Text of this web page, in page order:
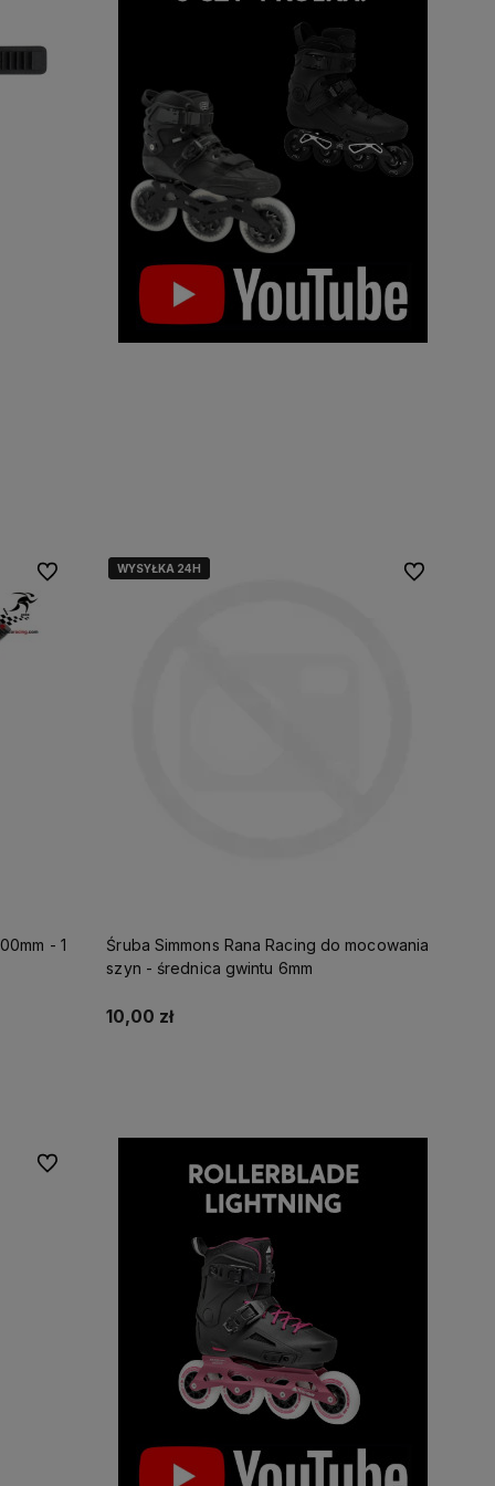
działa na
Nasze produkty w 99% są
dostępne od ręki,dlatego
możesz liczyć na
ekspresową dostawę!
zasadach "Zero Waste".
Kupując u nas realnie
wpływasz na
- 1
Do ulubionychWYSYŁKA 24H
WYSYŁKA 24H
Śruba Simmons Rana Racing do mocowania
szyn - średnica gwintu 6mm
10,00 zł
Do ulubionych
Do ulubionych